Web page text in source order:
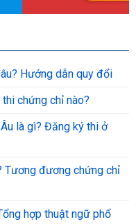
Hướng dẫn quy đổi
thi chứng chỉ nào?
là gì? Đăng ký thi ở
Tương đương chứng chỉ
hợp thuật ngữ phổ